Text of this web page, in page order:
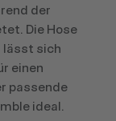
der
Die Hose
lässt sich
einen
passende
ideal.